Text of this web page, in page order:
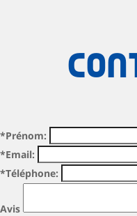
*Prénom:
*Email:
*Téléphone:
Avis